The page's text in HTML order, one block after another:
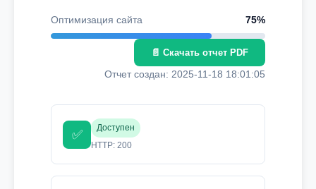
Оптимизация сайта 75%
📄 Скачать отчет PDF
Отчет создан: 2025-11-18 18:01:05
✅
Доступен
HTTP: 200